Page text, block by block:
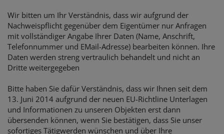
Wir bitten um Ihr Verständnis, dass wir aufgrund der
Nachweispflicht gegenüber dem Eigentümer nur Anfragen
mit vollständiger Angabe Ihrer Daten (Name, Anschrift,
Telefonnummer und EMail-Adresse) bearbeiten können. Ihre
Daten werden streng vertraulich behandelt und nicht an
Dritte weitergegeben
Bitte haben Sie dafür Verständnis, dass wir Ihnen seit dem
13. Juni 2014 aufgrund der neuen EU-Richtline Unterlagen
und Informationen zu unseren Objekten erst dann
übersenden können, wenn Sie bestätigen, dass Sie unser
sofortiges Tätigwerden wünschen und über Ihre